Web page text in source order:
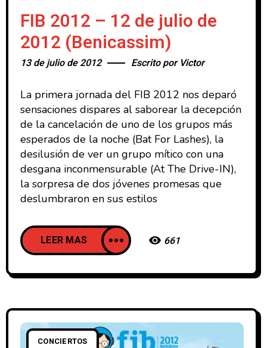
FIB 2012 – 12 de julio de
2012 (Benicassim)
13 de julio de 2012 Escrito por Victor
La primera jornada del FIB 2012 nos deparó
sensaciones dispares al saborear la decepción
de la cancelación de uno de los grupos más
esperados de la noche (Bat For Lashes), la
desilusión de ver un grupo mítico con una
desgana inconmensurable (At The Drive-IN),
la sorpresa de dos jóvenes promesas que
deslumbraron en sus estilos
LEER MAS 661
CONCIERTOS